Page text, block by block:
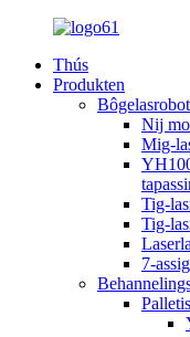
Thús
Produkten
Bôgelasrobot
Nij
Mig-
Tig-
Tig-
7-